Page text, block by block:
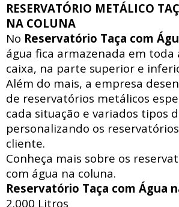
RESERVATÓRIO METÁLICO
NA COLUNA
No Reservatório Taça com
água fica armazenada em
caixa, na parte superior e
Além do mais, a empresa
de reservatórios metálicos
cada situação e variados tipos
personalizando os
cliente.
Conheça mais sobre os
com água na coluna.
Reservatório Taça com Água
2.000 Litros